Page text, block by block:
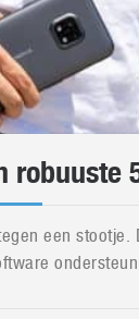
robuuste
een stootje.